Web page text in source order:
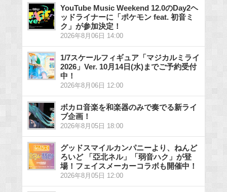
YouTube Music Weekend 12.0のDay2ヘ
ッドライナーに「ポケモン feat. 初音ミ
ク」が参加決定！
2026年8月06日 14:00
1/7スケールフィギュア「マジカルミライ
2026」Ver. 10月14日(水)までご予約受付
中！
2026年8月06日 12:00
ボカロ音楽を和楽器のみで奏でる新ライ
ブ企画！
2026年8月05日 18:00
グッドスマイルカンパニーより、ねんど
ろいど 「亞北ネル」「弱音ハク」が登
場！フェイスメーカーコラボも開催中！
2026年8月05日 12:00